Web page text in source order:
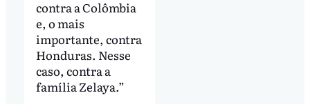
contra a Colômbia
e, o mais
importante, contra
Honduras. Nesse
caso, contra a
família Zelaya.”